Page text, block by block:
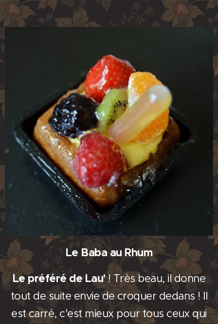
Le Baba au Rhum
Le préféré de Lau'! Très beau, il donne
tout de suite envie de croquer dedans ! Il
est carré, c'est mieux pour tous ceux qui